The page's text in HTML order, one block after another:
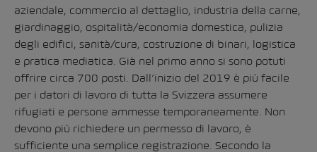
aziendale, commercio al dettaglio, industria della carne,
giardinaggio, ospitalità/economia domestica, pulizia
degli edifici, sanità/cura, costruzione di binari, logistica
e pratica mediatica. Già nel primo anno si sono potuti
offrire circa 700 posti. Dall’inizio del 2019 è più facile
per i datori di lavoro di tutta la Svizzera assumere
rifugiati e persone ammesse temporaneamente. Non
devono più richiedere un permesso di lavoro, è
sufficiente una semplice registrazione. Secondo la